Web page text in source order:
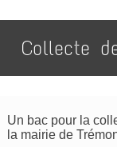
Collecte
Un bac pour la
la mairie de